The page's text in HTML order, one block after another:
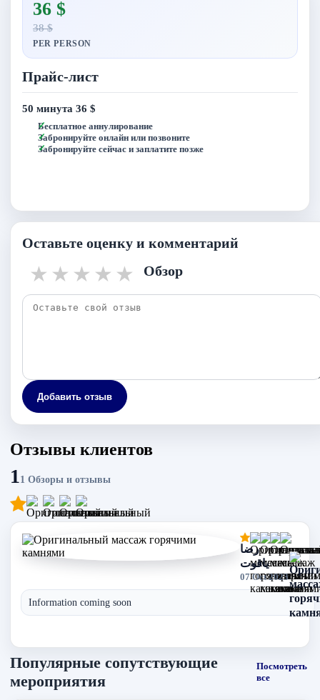
36 $
38 $
PER PERSON
Прайс-лист
50 минута 36 $
Бесплатное аннулирование
Забронируйте онлайн или позвоните
Забронируйте сейчас и заплатите позже
Оставьте оценку и комментарий
5 stars
4 stars
3 stars
2 stars
1 star Обзор
Добавить отзыв
Отзывы клиентов
11 Обзоры и отзывы
رضا
ياقوت
07 Oct 2023
Information coming soon
Популярные сопутствующие
мероприятия
Посмотреть
все